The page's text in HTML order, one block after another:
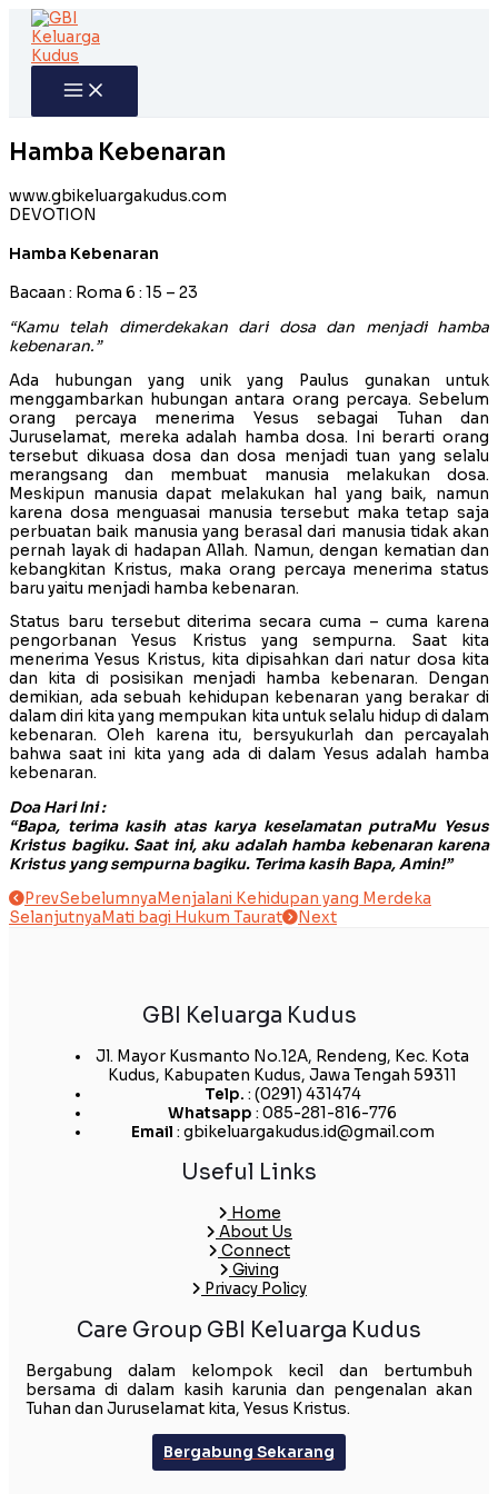
Skip
content
Hamba Kebenaran
www.gbikeluargakudus.com
DEVOTION
Hamba Kebenaran
Bacaan : Roma 6 : 15 – 23
“Kamu telah dimerdekakan dari dosa dan menjadi hamba
kebenaran.”
Ada hubungan yang unik yang Paulus gunakan untuk
menggambarkan hubungan antara orang percaya. Sebelum
orang percaya menerima Yesus sebagai Tuhan dan
Juruselamat, mereka adalah hamba dosa. Ini berarti orang
tersebut dikuasa dosa dan dosa menjadi tuan yang selalu
merangsang dan membuat manusia melakukan dosa.
Meskipun manusia dapat melakukan hal yang baik, namun
karena dosa menguasai manusia tersebut maka tetap saja
perbuatan baik manusia yang berasal dari manusia tidak akan
pernah layak di hadapan Allah. Namun, dengan kematian dan
kebangkitan Kristus, maka orang percaya menerima status
baru yaitu menjadi hamba kebenaran.
Status baru tersebut diterima secara cuma – cuma karena
pengorbanan Yesus Kristus yang sempurna. Saat kita
menerima Yesus Kristus, kita dipisahkan dari natur dosa kita
dan kita di posisikan menjadi hamba kebenaran. Dengan
demikian, ada sebuah kehidupan kebenaran yang berakar di
dalam diri kita yang mempukan kita untuk selalu hidup di dalam
kebenaran. Oleh karena itu, bersyukurlah dan percayalah
bahwa saat ini kita yang ada di dalam Yesus adalah hamba
kebenaran.
Doa Hari Ini :
“Bapa, terima kasih atas karya keselamatan putraMu Yesus
Kristus bagiku. Saat ini, aku adalah hamba kebenaran karena
Kristus yang sempurna bagiku. Terima kasih Bapa, Amin!”
PrevSebelumnya Menjalani Kehidupan yang Merdeka
Selanjutnya Mati bagi Hukum Taurat Next
GBI Keluarga Kudus
Jl. Mayor Kusmanto No.12A, Rendeng, Kec. Kota
Kudus, Kabupaten Kudus, Jawa Tengah 59311
Telp. : (0291) 431474
Whatsapp : 085-281-816-776
Email : gbikeluargakudus.id@gmail.com
Useful Links
Home
About Us
Connect
Giving
Privacy Policy
Care Group GBI Keluarga Kudus
Bergabung dalam kelompok kecil dan bertumbuh
bersama di dalam kasih karunia dan pengenalan akan
Tuhan dan Juruselamat kita, Yesus Kristus.
Bergabung Sekarang